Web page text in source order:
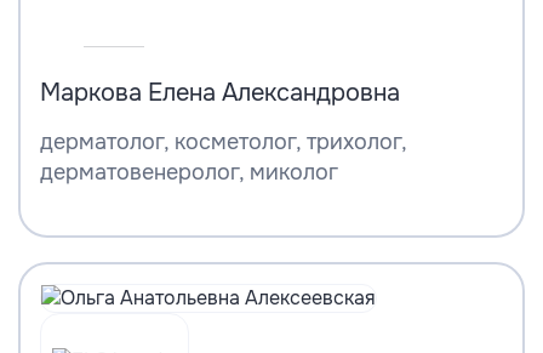
Маркова Елена Александровна
дерматолог, косметолог, трихолог,
дерматовенеролог, миколог